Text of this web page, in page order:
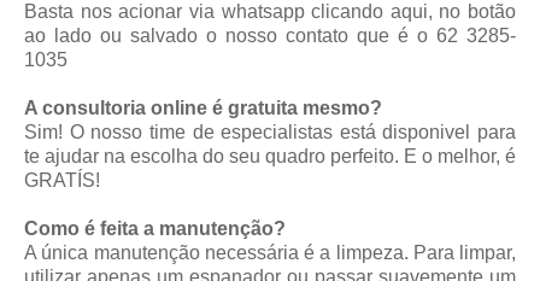
Basta nos acionar via whatsappclicando aqui, no botão
ao lado ou salvado o nosso contato que é o 62 3285-
1035
A consultoria online é gratuita mesmo?
Sim! O nosso time de especialistas está disponivel para
te ajudar na escolha do seu quadro perfeito. E o melhor, é
GRATÍS!
Como é feita a manutenção?
A única manutenção necessária é a limpeza. Para limpar,